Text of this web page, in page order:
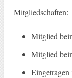
Mitgliedschaften:
Mitglied
Mitglied